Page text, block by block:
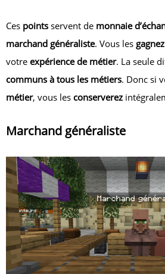
Ces points servent de monnaie
marchand généraliste. Vous les
votre expérience de métier. La seule
communs à tous les métiers. Donc si
métier, vous les conserverez
Marchand généraliste